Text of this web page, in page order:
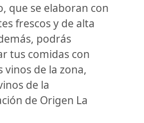
que se elaboran con
frescos y de alta
podrás
tus comidas con
vinos de la zona,
de la
de Origen La